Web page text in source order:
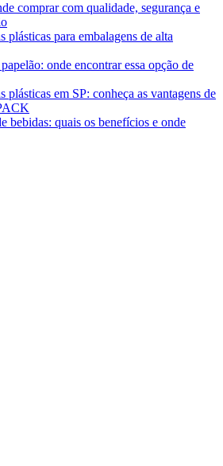
comprar com qualidade, segurança e
plásticas para embalagens de alta
onde encontrar essa opção de
plásticas em SP: conheça as vantagens de
bebidas: quais os benefícios e onde